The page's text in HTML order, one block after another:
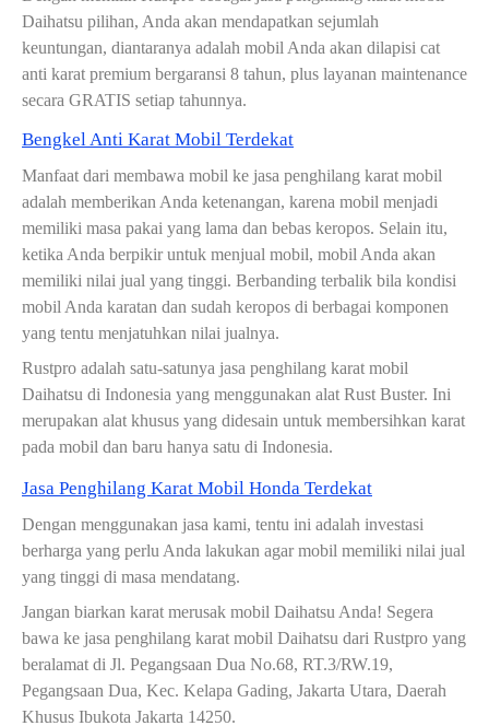
Daihatsu pilihan, Anda akan mendapatkan sejumlah
keuntungan, diantaranya adalah mobil Anda akan dilapisi cat
anti karat premium bergaransi 8 tahun, plus layanan maintenance
secara GRATIS setiap tahunnya.
Bengkel Anti Karat Mobil Terdekat
Manfaat dari membawa mobil ke jasa penghilang karat mobil
adalah memberikan Anda ketenangan, karena mobil menjadi
memiliki masa pakai yang lama dan bebas keropos. Selain itu,
ketika Anda berpikir untuk menjual mobil, mobil Anda akan
memiliki nilai jual yang tinggi. Berbanding terbalik bila kondisi
mobil Anda karatan dan sudah keropos di berbagai komponen
yang tentu menjatuhkan nilai jualnya.
Rustpro adalah satu-satunya jasa penghilang karat mobil
Daihatsu di Indonesia yang menggunakan alat Rust Buster. Ini
merupakan alat khusus yang didesain untuk membersihkan karat
pada mobil dan baru hanya satu di Indonesia.
Jasa Penghilang Karat Mobil Honda Terdekat
Dengan menggunakan jasa kami, tentu ini adalah investasi
berharga yang perlu Anda lakukan agar mobil memiliki nilai jual
yang tinggi di masa mendatang.
Jangan biarkan karat merusak mobil Daihatsu Anda! Segera
bawa ke jasa penghilang karat mobil Daihatsu dari Rustpro yang
beralamat di Jl. Pegangsaan Dua No.68, RT.3/RW.19,
Pegangsaan Dua, Kec. Kelapa Gading, Jakarta Utara, Daerah
Khusus Ibukota Jakarta 14250.